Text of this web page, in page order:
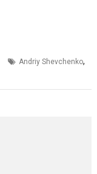
Andriy Shevchenko,